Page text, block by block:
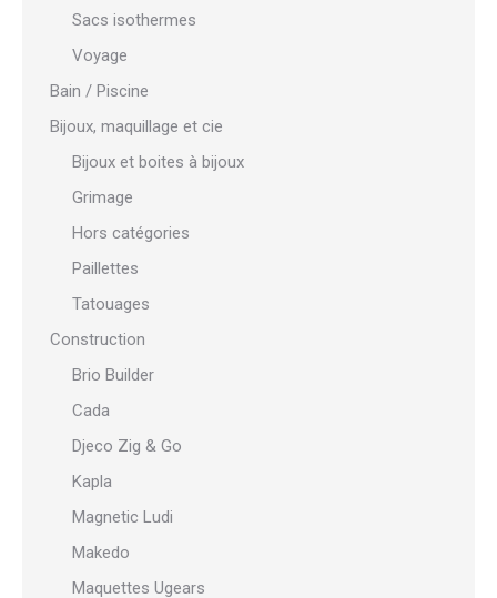
Sacs isothermes
Voyage
Bain / Piscine
Bijoux, maquillage et cie
Bijoux et boites à bijoux
Grimage
Hors catégories
Paillettes
Tatouages
Construction
Brio Builder
Cada
Djeco Zig & Go
Kapla
Magnetic Ludi
Makedo
Maquettes Ugears